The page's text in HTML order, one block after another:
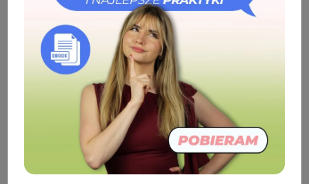
Kosmetyki Twarz
Pomadka i balsam do ust
malinowa - tuba PCR
BESTSELLER